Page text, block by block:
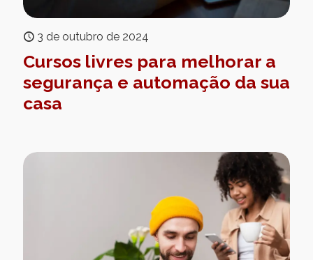
3 de outubro de 2024
Cursos livres para melhorar a
segurança e automação da sua
casa